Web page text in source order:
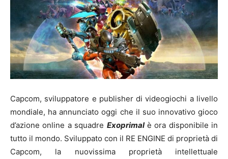
Capcom, sviluppatore e publisher di videogiochi a livello
mondiale, ha annunciato oggi che il suo innovativo gioco
d’azione online a squadre Exoprimalè ora disponibile in
tutto il mondo. Sviluppato con il RE ENGINE di proprietà di
Capcom, la nuovissima proprietà intellettuale